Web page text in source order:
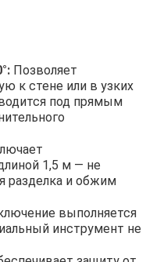
Позволяет
к стене или в узких
под прямым
1,5 м — не
разделка и обжим
выполняется
инструмент не